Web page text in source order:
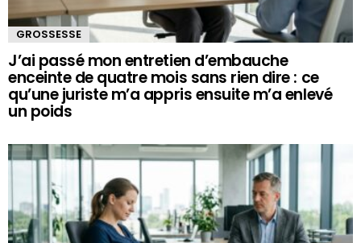
GROSSESSE
J’ai passé mon entretien d’embauche
enceinte de quatre mois sans rien dire : ce
qu’une juriste m’a appris ensuite m’a enlevé
un poids